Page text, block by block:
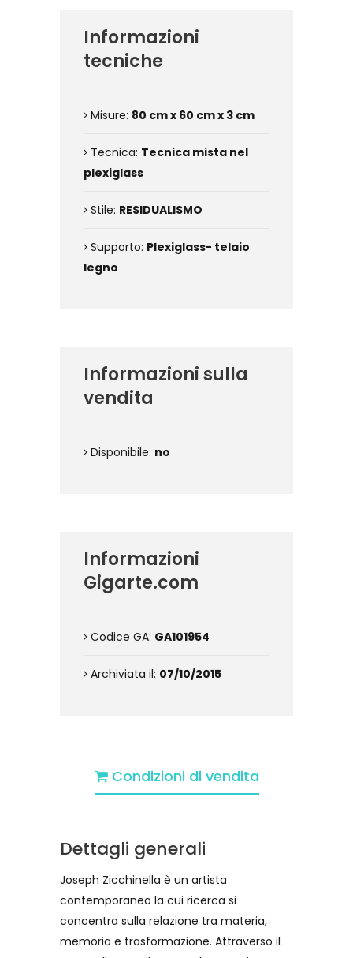
Informazioni
tecniche
Misure: 80 cm x 60 cm x 3 cm
Tecnica: Tecnica mista nel
plexiglass
Stile: RESIDUALISMO
Supporto: Plexiglass- telaio
legno
Informazioni sulla
vendita
Disponibile: no
Informazioni
Gigarte.com
Codice GA: GA101954
Archiviata il: 07/10/2015
Condizioni di vendita
Dettagli generali
Joseph Zicchinella è un artista
contemporaneo la cui ricerca si
concentra sulla relazione tra materia,
memoria e trasformazione. Attraverso il